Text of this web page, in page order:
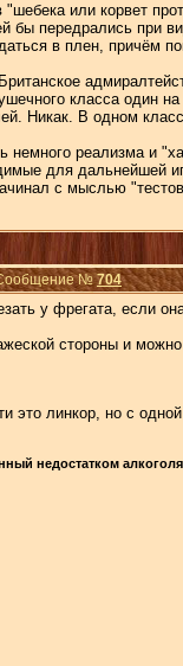
или корвет
бы передрались при
в плен, причём
класса один
Никак. В одном
немного реализма и
для дальнейшей
с мыслью
Сообщение №704
у фрегата, если
стороны и
это линкор, но с
недостатком